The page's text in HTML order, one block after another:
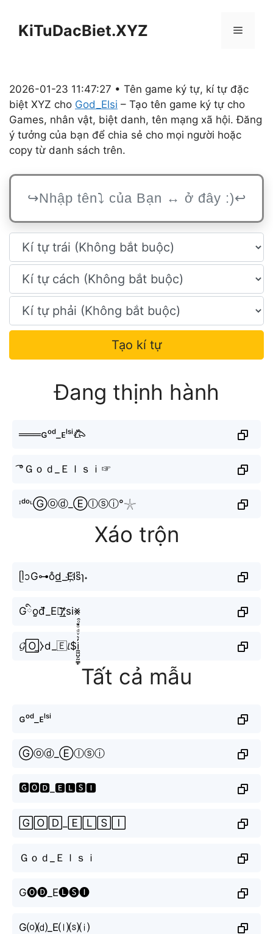
KiTuDacBiet.XYZ Menu
2026-01-23 11:47:27 • Tên game ký tự, kí tự đặc
biệt XYZ cho God_Elsi – Tạo tên game ký tự cho
Games, nhân vật, biệt danh, tên mạng xã hội. Đăng
ý tưởng của bạn để chia sẻ cho mọi người hoặc
copy từ danh sách trên.
Tạo kí tự
Đang thịnh hành
═══ɢᵒᵈ_ᴇˡˢⁱ𐂃
͡°Ｇｏｄ_Ｅｌｓｉ☞
ᶦᵈᵒᶫⒼⓞⓓ_Ⓔⓛⓢⓘ°𓇼
Xáo trộn
ᥫᩣG⊶o̐d͟_E҉ls͆ɿ˖
Gིo̤̮d᷈_E꒒̸͟͞;si⨳
𝓖🄾̼⧽d_🇪𝘭$i̼͖̺̠̰͇̙̓͛ͮͩͦ̎ͦ̑ͅ
Tất cả mẫu
ɢᵒᵈ_ᴇˡˢⁱ
Ⓖⓞⓓ_Ⓔⓛⓢⓘ
🅶🅾🅳_🅴🅻🆂🅸
🄶🄾🄳_🄴🄻🅂🄸
Ｇｏｄ_Ｅｌｓｉ
G🅞🅓_E🅛🅢🅘
G⒪⒟_E⒧⒮⒤